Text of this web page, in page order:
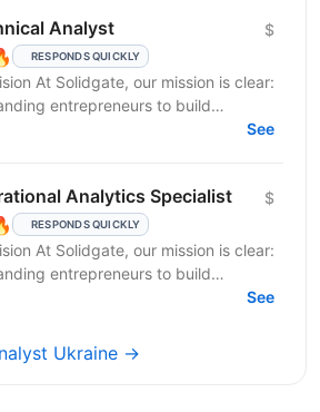
Analyst
RESPONDS QUICKLY
$
At Solidgate, our mission is clear:
entrepreneurs to build
companies. We exist to fuel...
See
Analytics Specialist
RESPONDS QUICKLY
$
At Solidgate, our mission is clear:
entrepreneurs to build
companies. We exist to fuel...
See
Ukraine →